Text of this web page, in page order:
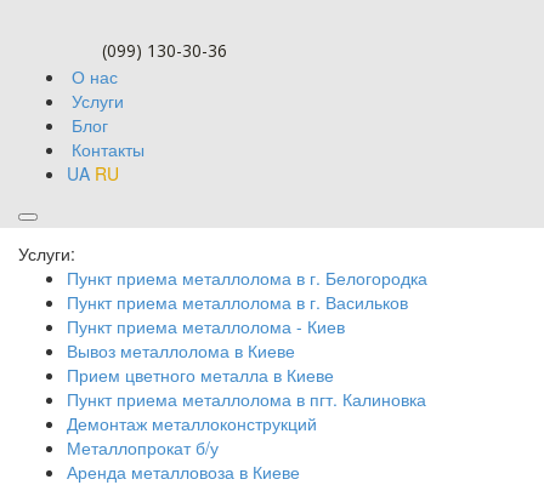
(099) 130-30-36
О нас
Услуги
Блог
Контакты
UA RU
Блог
Услуги:
Пункт приема металлолома в г. Белогородка
Пункт приема металлолома в г. Васильков
Пункт приема металлолома - Киев
Вывоз металлолома в Киеве
Прием цветного металла в Киеве
Пункт приема металлолома в пгт. Калиновка
Демонтаж металлоконструкций
Металлопрокат б/у
Аренда металловоза в Киеве